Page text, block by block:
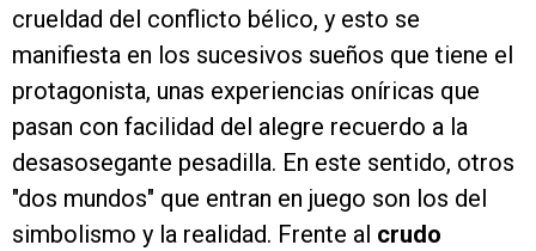
crueldad del conflicto bélico, y esto se
manifiesta en los sucesivos sueños que tiene el
protagonista, unas experiencias oníricas que
pasan con facilidad del alegre recuerdo a la
desasosegante pesadilla. En este sentido, otros
"dos mundos" que entran en juego son los del
simbolismo y la realidad. Frente al crudo